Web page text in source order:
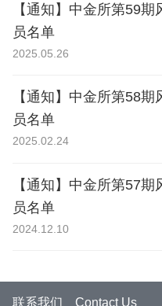
【通知】中金所第59
员名单
2025.05.26
【通知】中金所第58
员名单
2025.02.24
【通知】中金所第57
员名单
2024.12.10
联系我们Contact Us